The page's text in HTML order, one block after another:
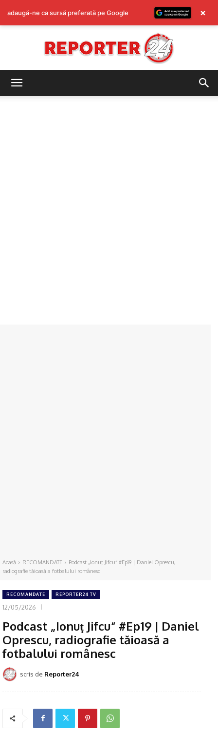
Acasă RECOMANDATE
Podcast „Ionuţ Jifcu“ #Ep19 | Daniel Oprescu,
radiografie tăioasă a fotbalului românesc
RECOMANDATE REPORTER24 TV
12/05/2026
Podcast „Ionuţ Jifcu“ #Ep19 | Daniel
Oprescu, radiografie tăioasă a
fotbalului românesc
scris de Reporter24
adaugă-ne ca sursă preferată pe Google ×